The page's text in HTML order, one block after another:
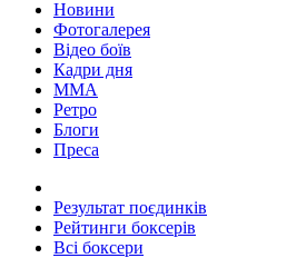
Новини
Фотогалерея
Відео боїв
Кадри дня
ММА
Ретро
Блоги
Преса
Результат поєдинків
Рейтинги боксерів
Всі боксери